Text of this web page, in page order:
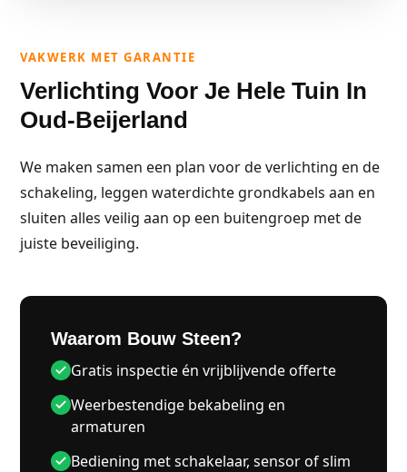
VAKWERK MET GARANTIE
Verlichting Voor Je Hele Tuin In
Oud-Beijerland
We maken samen een plan voor de verlichting en de
schakeling, leggen waterdichte grondkabels aan en
sluiten alles veilig aan op een buitengroep met de
juiste beveiliging.
Waarom Bouw Steen?
Gratis inspectie én vrijblijvende offerte
Weerbestendige bekabeling en
armaturen
Bediening met schakelaar, sensor of slim